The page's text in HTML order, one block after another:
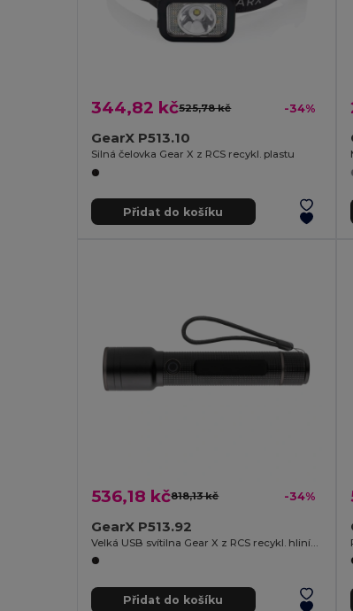
344,82 kč525,78 kč -34%
GearX P513.10
Silná čelovka Gear X z RCS recykl. plastu
Přidat do košíku
536,18 kč818,13 kč -34%
GearX P513.92
Přidat do košíku